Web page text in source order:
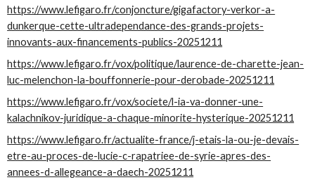
https://www.lefigaro.fr/conjoncture/gigafactory-verkor-a-
dunkerque-cette-ultradependance-des-grands-projets-
innovants-aux-financements-publics-20251211
https://www.lefigaro.fr/vox/politique/laurence-de-charette-jean-
luc-melenchon-la-bouffonnerie-pour-derobade-20251211
https://www.lefigaro.fr/vox/societe/l-ia-va-donner-une-
kalachnikov-juridique-a-chaque-minorite-hysterique-20251211
https://www.lefigaro.fr/actualite-france/j-etais-la-ou-je-devais-
etre-au-proces-de-lucie-c-rapatriee-de-syrie-apres-des-
annees-d-allegeance-a-daech-20251211